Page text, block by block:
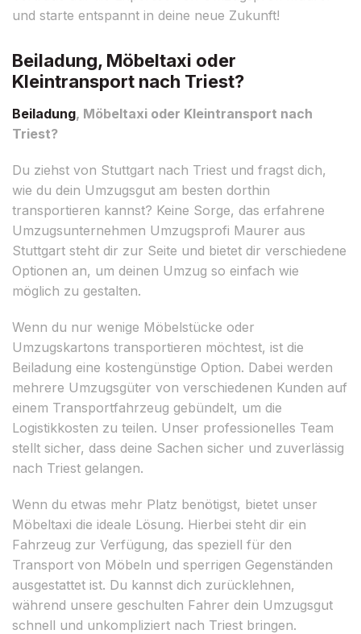
und starte entspannt in deine neue Zukunft!
Beiladung, Möbeltaxi oder
Kleintransport nach Triest?
Beiladung, Möbeltaxi oder Kleintransport nach
Triest?
Du ziehst von Stuttgart nach Triest und fragst dich,
wie du dein Umzugsgut am besten dorthin
transportieren kannst? Keine Sorge, das erfahrene
Umzugsunternehmen Umzugsprofi Maurer aus
Stuttgart steht dir zur Seite und bietet dir verschiedene
Optionen an, um deinen Umzug so einfach wie
möglich zu gestalten.
Wenn du nur wenige Möbelstücke oder
Umzugskartons transportieren möchtest, ist die
Beiladung eine kostengünstige Option. Dabei werden
mehrere Umzugsgüter von verschiedenen Kunden auf
einem Transportfahrzeug gebündelt, um die
Logistikkosten zu teilen. Unser professionelles Team
stellt sicher, dass deine Sachen sicher und zuverlässig
nach Triest gelangen.
Wenn du etwas mehr Platz benötigst, bietet unser
Möbeltaxi die ideale Lösung. Hierbei steht dir ein
Fahrzeug zur Verfügung, das speziell für den
Transport von Möbeln und sperrigen Gegenständen
ausgestattet ist. Du kannst dich zurücklehnen,
während unsere geschulten Fahrer dein Umzugsgut
schnell und unkompliziert nach Triest bringen.